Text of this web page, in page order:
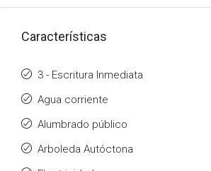
Características
3 - Escritura Inmediata
Agua corriente
Alumbrado público
Arboleda Autóctona